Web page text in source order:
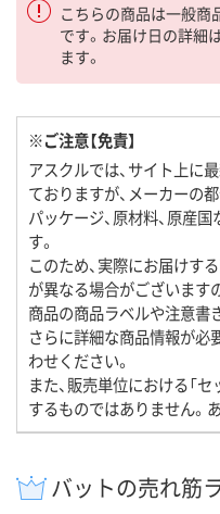
こちらの商品は一般商
です。お届け日の詳細
ます。
※ご注意【免責】
アスクルでは、サイト上に
ておりますが、メーカーの都
パッケージ、原材料、原産
す。
このため、実際にお届けす
が異なる場合がございます
商品の商品ラベルや注意書
さらに詳細な商品情報が必
わせください。
また、販売単位における「
するものではありません。
バットの売れ筋